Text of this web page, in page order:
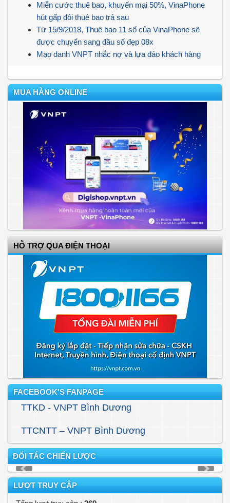
Miễn cước thuê bao, khuyến mại 50%, VinaPhone
hút gấp đôi thuê bao trả sau
Từ 15/9/2018, Thuê bao 11 số của VinaPhone sẽ
được chuyển sang đầu số đẹp 08x
Mạo danh VNPT nhắc nợ và lựa đảo khách hàng
MUA HÀNG ONLINE
HỖ TRỢ QUA ĐIỆN THOẠI
FACEBOOK'S FANPAGE
TTKD - VNPT Bình Dương
TTCNTT – VNPT Bình Dương
ĐỐI TÁC CHIẾN LƯỢC
LƯỢT TRUY CẬP